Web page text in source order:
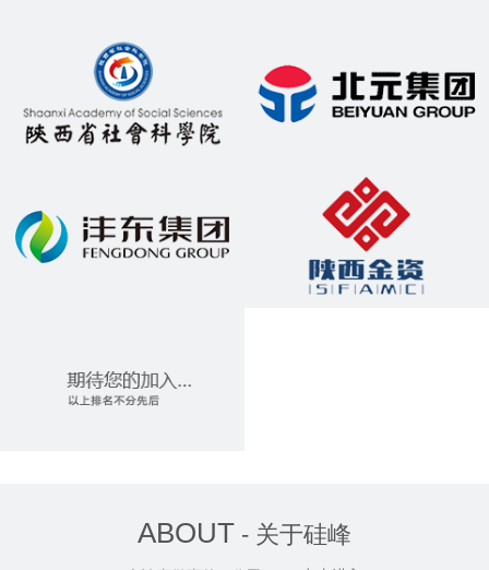
ABOUT - 关于硅峰